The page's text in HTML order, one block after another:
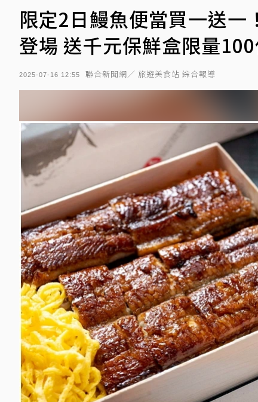
限定2日鰻魚便當買一送
登場 送千元保鮮盒限量
2025-07-16 12:55 聯合新聞網／ 旅遊美食站 綜合報導